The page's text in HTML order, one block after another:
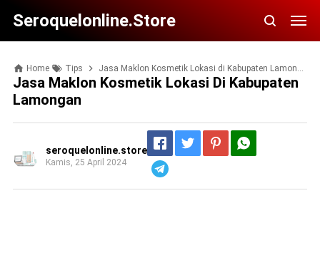
Seroquelonline.store
Home Tips Jasa Maklon Kosmetik Lokasi di Kabupaten Lamongan
Jasa Maklon Kosmetik Lokasi Di Kabupaten
Lamongan
seroquelonline.store
Kamis, 25 April 2024